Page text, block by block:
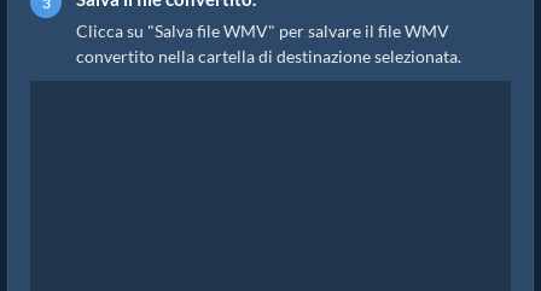
Clicca su "Salva file WMV" per salvare il file WMV
convertito nella cartella di destinazione selezionata.